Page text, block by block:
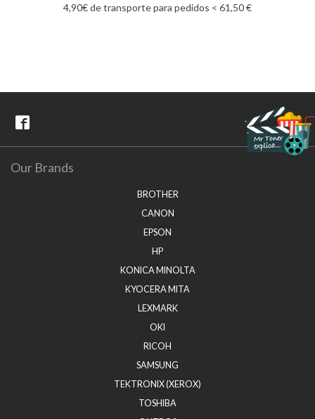
4,90€ de transporte para pedidos < 61,50 €
Our Brands
BROTHER
CANON
EPSON
HP
KONICA MINOLTA
KYOCERA MITA
LEXMARK
OKI
RICOH
SAMSUNG
TEKTRONIX (XEROX)
TOSHIBA